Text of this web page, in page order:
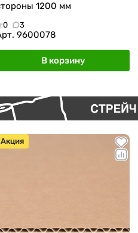
1200 мм
0 3
9600078
В корзину
Акция